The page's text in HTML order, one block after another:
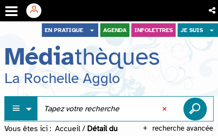
menu
contenu
recherche
EN PRATIQUE AGENDA INFOLETTRES JE SUIS
Médiathèques
La Rochelle Agglo
recherche avancée
Vous êtes ici : Accueil / Détail du